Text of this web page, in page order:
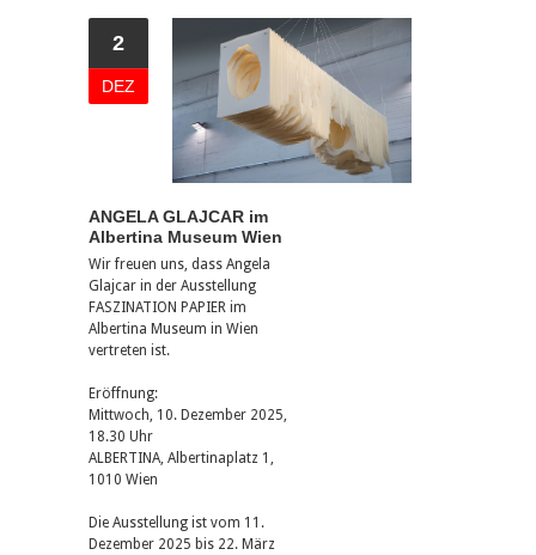
2
DEZ
ANGELA GLAJCAR im
Albertina Museum Wien
Wir freuen uns, dass Angela
Glajcar in der Ausstellung
FASZINATION PAPIER im
Albertina Museum in Wien
vertreten ist.
Eröffnung:
Mittwoch, 10. Dezember 2025,
18.30 Uhr
ALBERTINA, Albertinaplatz 1,
1010 Wien
Die Ausstellung ist vom 11.
Dezember 2025 bis 22. März